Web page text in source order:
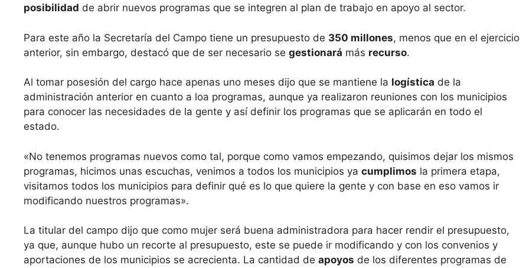
posibilidad de abrir nuevos programas que se integren al plan de trabajo en apoyo al sector.
Para este año la Secretaría del Campo tiene un presupuesto de 350 millones, menos que en el ejercicio
anterior, sin embargo, destacó que de ser necesario se gestionará más recurso.
Al tomar posesión del cargo hace apenas uno meses dijo que se mantiene la logística de la
administración anterior en cuanto a loa programas, aunque ya realizaron reuniones con los municipios
para conocer las necesidades de la gente y así definir los programas que se aplicarán en todo el
estado.
«No tenemos programas nuevos como tal, porque como vamos empezando, quisimos dejar los mismos
programas, hicimos unas escuchas, venimos a todos los municipios ya cumplimos la primera etapa,
visitamos todos los municipios para definir qué es lo que quiere la gente y con base en eso vamos ir
modificando nuestros programas».
La titular del campo dijo que como mujer será buena administradora para hacer rendir el presupuesto,
ya que, aunque hubo un recorte al presupuesto, este se puede ir modificando y con los convenios y
aportaciones de los municipios se acrecienta. La cantidad de apoyos de los diferentes programas de